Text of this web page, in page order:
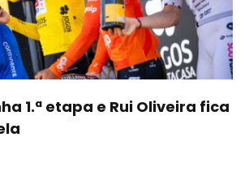
1.ª etapa e Rui Oliveira fica